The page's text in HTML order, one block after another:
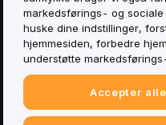
Oversigt over
opbevaring og
administration
ESG-oplysninger
Crypto-Asset
markedsførings- og
huske dine indstillinger,
hjemmesiden, forbedre
understøtte
Accepter